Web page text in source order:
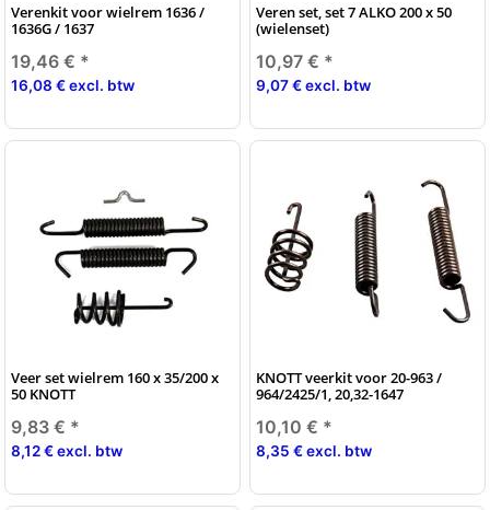
Verenkit voor wielrem 1636 /
1636G / 1637
19,46 € *
16,08 € excl. btw
Veren set, set 7 ALKO 200 x 50
(wielenset)
10,97 € *
9,07 € excl. btw
Veer set wielrem 160 x 35/200 x
50 KNOTT
9,83 € *
8,12 € excl. btw
KNOTT veerkit voor 20-963 /
964/2425/1, 20,32-1647
10,10 € *
8,35 € excl. btw